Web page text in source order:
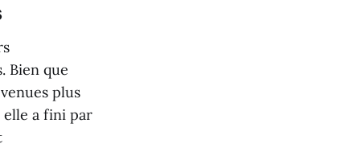
Bien que
plus
elle a fini par